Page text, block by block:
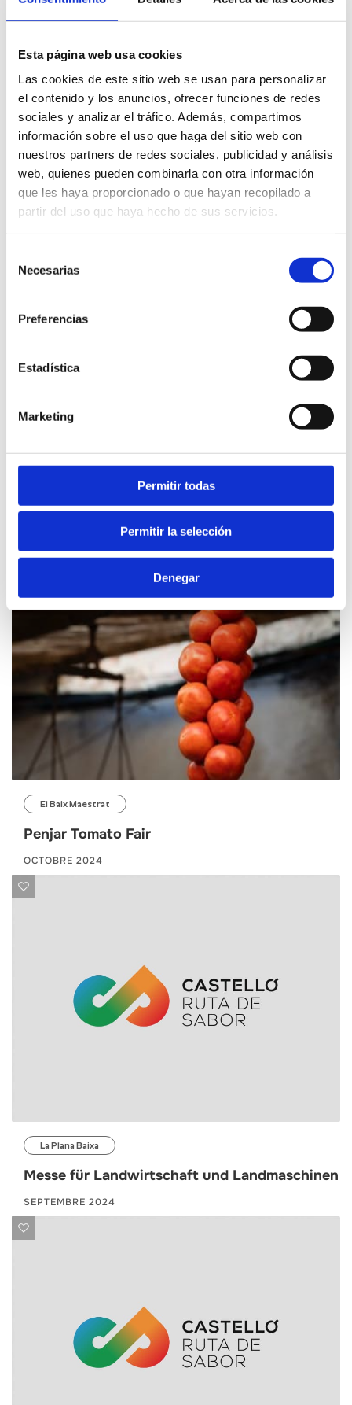
Esta página web usa cookies
Las cookies de este sitio web se usan para personalizar
el contenido y los anuncios, ofrecer funciones de redes
sociales y analizar el tráfico. Además, compartimos
información sobre el uso que haga del sitio web con
nuestros partners de redes sociales, publicidad y análisis
web, quienes pueden combinarla con otra información
que les haya proporcionado o que hayan recopilado a
partir del uso que haya hecho de sus servicios.
Necesarias
Preferencias
Estadística
Marketing
Permitir todas
Permitir la selección
Denegar
Contenu associé
El Baix Maestrat
Penjar Tomato Fair
OCTOBRE 2024
La Plana Baixa
Messe für Landwirtschaft und Landmaschinen
SEPTEMBRE 2024